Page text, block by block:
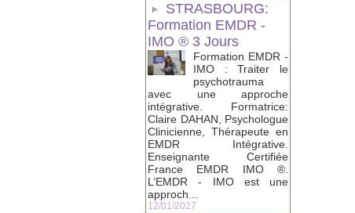
STRASBOURG:
Formation EMDR -
IMO ® 3 Jours
Formation EMDR -
IMO : Traiter le
psychotrauma
avec une approche
intégrative. Formatrice:
Claire DAHAN, Psychologue
Clinicienne, Thérapeute en
EMDR Intégrative.
Enseignante Certifiée
France EMDR IMO ®.
L’EMDR - IMO est une
approch...
12/01/2027